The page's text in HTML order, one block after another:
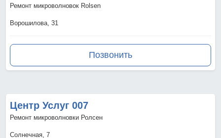
Ремонт микроволновок Rolsen
Ворошилова, 31
Позвонить
Центр Услуг 007
Ремонт микроволновки Ролсен
Солнечная, 7